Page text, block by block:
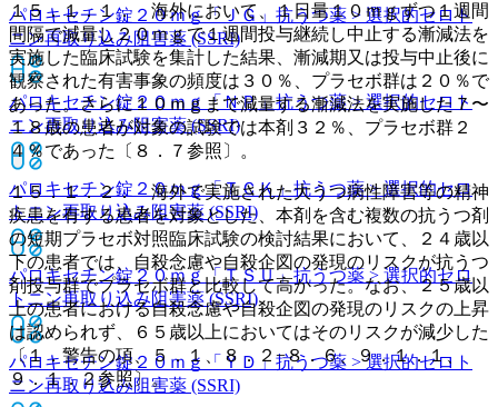
パロキセチン錠２０ｍｇ「ＪＧ」 抗うつ薬 > 選択的セロト
ニン再取り込み阻害薬 (SSRI)
パロキセチン錠２０ｍｇ「ＮＰ」抗うつ薬 > 選択的セロト
ニン再取り込み阻害薬 (SSRI)
パロキセチン錠２０ｍｇ「ＴＣＫ」抗うつ薬 > 選択的セロ
トニン再取り込み阻害薬 (SSRI)
パロキセチン錠２０ｍｇ「ＴＳＵ」抗うつ薬 > 選択的セロ
トニン再取り込み阻害薬 (SSRI)
パロキセチン錠２０ｍｇ「ＹＤ」 抗うつ薬 > 選択的セロト
ニン再取り込み阻害薬 (SSRI)
１５．１．１． 海外において、１日量１０ｍｇずつ１週間
間隔で減量し２０ｍｇで１週間投与継続し中止する漸減法を
実施した臨床試験を集計した結果、漸減期又は投与中止後に
観察された有害事象の頻度は３０％、プラセボ群は２０％で
あった。さらに１０ｍｇまで減量する漸減法を実施した７〜
１８歳の患者が対象の試験では本剤３２％、プラセボ群２
４％であった〔８．７参照〕。
１５．１．２． 海外で実施された大うつ病性障害等の精神
疾患を有する患者を対象とした、本剤を含む複数の抗うつ剤
の短期プラセボ対照臨床試験の検討結果において、２４歳以
下の患者では、自殺念慮や自殺企図の発現のリスクが抗うつ
剤投与群でプラセボ群と比較して高かった。なお、２５歳以
上の患者における自殺念慮や自殺企図の発現のリスクの上昇
は認められず、６５歳以上においてはそのリスクが減少した
〔１．警告の項、５．１、８．２−８．６、９．１．１、
９．１．２参照〕。